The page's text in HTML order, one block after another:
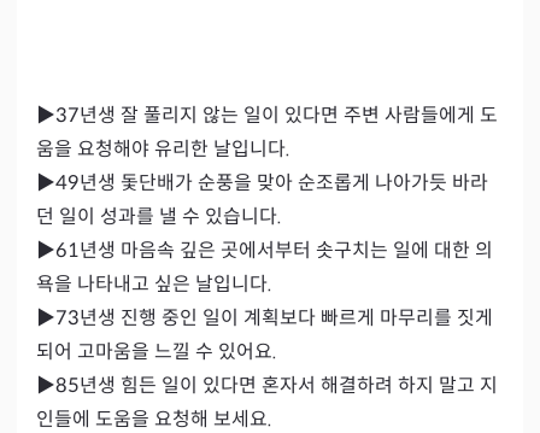
▶37년생 잘 풀리지 않는 일이 있다면 주변 사람들에게 도
움을 요청해야 유리한 날입니다.
▶49년생 돛단배가 순풍을 맞아 순조롭게 나아가듯 바라
던 일이 성과를 낼 수 있습니다.
▶61년생 마음속 깊은 곳에서부터 솟구치는 일에 대한 의
욕을 나타내고 싶은 날입니다.
▶73년생 진행 중인 일이 계획보다 빠르게 마무리를 짓게
되어 고마움을 느낄 수 있어요.
▶85년생 힘든 일이 있다면 혼자서 해결하려 하지 말고 지
인들에 도움을 요청해 보세요.